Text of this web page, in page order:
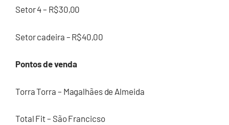
Setor 4 – R$30,00
Setor cadeira – R$40,00
Pontos de venda
Torra Torra – Magalhães de Almeida
Total Fit – São Francicso